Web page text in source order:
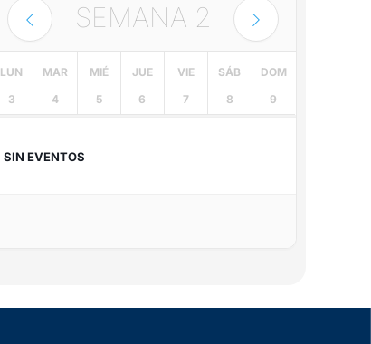
SEMANA 2
LUN
3
MAR
4
MIÉ
5
JUE
6
VIE
7
SÁB
8
DOM
9
SIN EVENTOS